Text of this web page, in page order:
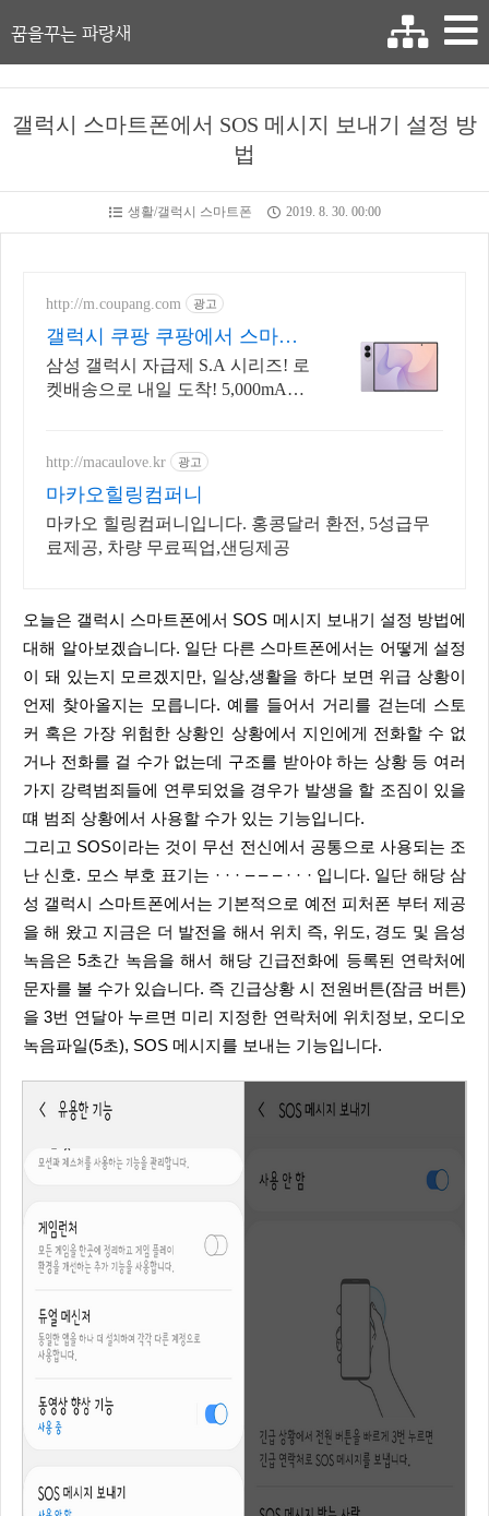
꿈을꾸는 파랑새
갤럭시 스마트폰에서 SOS 메시지 보내기 설정 방
법
생활/갤럭시 스마트폰 2019. 8. 30. 00:00
http://m.coupang.com 광고
갤럭시 쿠팡 쿠팡에서 스마트
하게
삼성 갤럭시 자급제 S.A 시리즈! 로
켓배송으로 내일 도착! 5,000mAh
http://macaulove.kr 광고
마카오힐링컴퍼니
마카오 힐링컴퍼니입니다. 홍콩달러 환전, 5성급무
료제공, 차량 무료픽업,샌딩제공
오늘은 갤럭시 스마트폰에서 SOS 메시지 보내기 설정 방법에
대해 알아보겠습니다. 일단 다른 스마트폰에서는 어떻게 설정
이 돼 있는지 모르겠지만, 일상,생활을 하다 보면 위급 상황이
언제 찾아올지는 모릅니다. 예를 들어서 거리를 걷는데 스토
커 혹은 가장 위험한 상황인 상황에서 지인에게 전화할 수 없
거나 전화를 걸 수가 없는데 구조를 받아야 하는 상황 등 여러
가지 강력범죄들에 연루되었을 경우가 발생을 할 조짐이 있을
떄 범죄 상황에서 사용할 수가 있는 기능입니다.
그리고 SOS이라는 것이 무선 전신에서 공통으로 사용되는 조
난 신호. 모스 부호 표기는 · · · – – – · · · 입니다. 일단 해당 삼
성 갤럭시 스마트폰에서는 기본적으로 예전 피처폰 부터 제공
을 해 왔고 지금은 더 발전을 해서 위치 즉, 위도, 경도 및 음성
녹음은 5초간 녹음을 해서 해당 긴급전화에 등록된 연락처에
문자를 볼 수가 있습니다. 즉 긴급상황 시 전원버튼(잠금 버튼)
을 3번 연달아 누르면 미리 지정한 연락처에 위치정보, 오디오
녹음파일(5초), SOS 메시지를 보내는 기능입니다.